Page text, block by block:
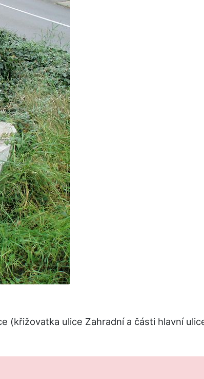
(křižovatka ulice Zahradní a části hlavní